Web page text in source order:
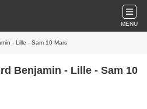
MENU
- Lille - Sam 10 Mars
Benjamin - Lille - Sam 10